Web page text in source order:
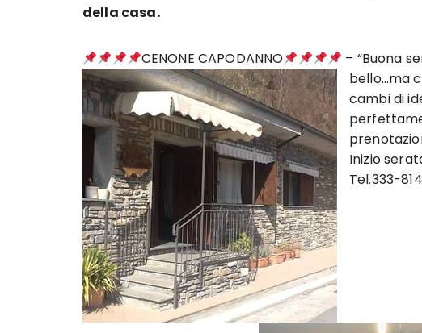
della casa.
CENONE CAPODANNO
– “Buona
bello…ma
cambi di
Inizio
Tel.333-